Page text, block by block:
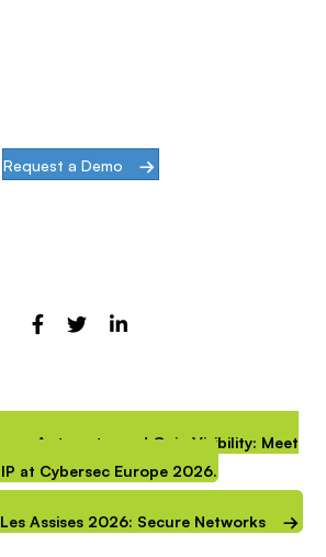
Request a Demo
Automate, and Gain Visibility: Meet
at Cybersec Europe 2026.
Assises 2026: Secure Networks